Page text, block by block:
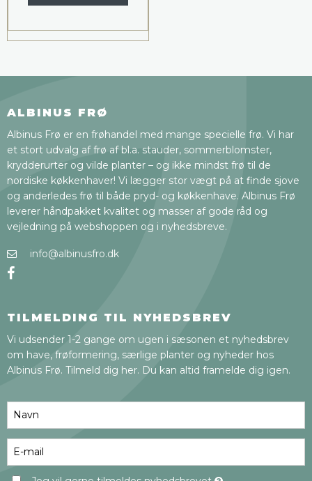
ALBINUS FRØ
Albinus Frø er en frøhandel med mange specielle frø. Vi har
et stort udvalg af frø af bl.a. stauder, sommerblomster,
krydderurter og vilde planter – og ikke mindst frø til de
nordiske køkkenhaver! Vi lægger stor vægt på at finde sjove
og anderledes frø til både pryd- og køkkenhave. Albinus Frø
leverer håndpakket kvalitet og masser af gode råd og
vejledning på webshoppen og i nyhedsbreve.
info@albinusfro.dk
TILMELDING TIL NYHEDSBREV
Vi udsender 1-2 gange om ugen i sæsonen et nyhedsbrev
om have, frøformering, særlige planter og nyheder hos
Albinus Frø. Tilmeld dig her. Du kan altid framelde dig igen.